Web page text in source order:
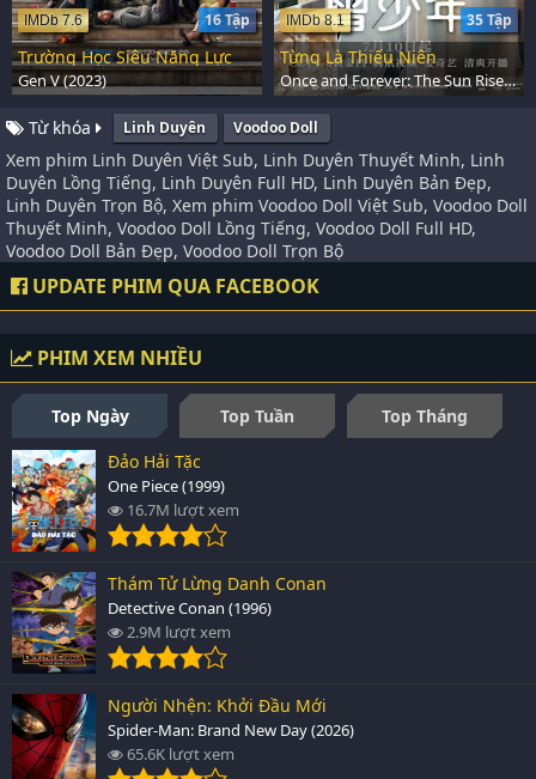
16 Tập
IMDb 7.6
Trường Học Siêu Năng Lực
Gen V (2023)
35 Tập
IMDb 8.1
Từng Là Thiếu Niên
Once and Forever: The Sun Rises (2023)
Từ khóa Linh Duyên Voodoo Doll
Xem phim Linh Duyên Việt Sub, Linh Duyên Thuyết Minh, Linh
Duyên Lồng Tiếng, Linh Duyên Full HD, Linh Duyên Bản Đẹp,
Linh Duyên Trọn Bộ, Xem phim Voodoo Doll Việt Sub, Voodoo Doll
Thuyết Minh, Voodoo Doll Lồng Tiếng, Voodoo Doll Full HD,
Voodoo Doll Bản Đẹp, Voodoo Doll Trọn Bộ
UPDATE PHIM QUA FACEBOOK
PHIM XEM NHIỀU
Top Ngày Top Tuần
Top Tháng
Đảo Hải Tặc
One Piece (1999)
16.7M lượt xem
Thám Tử Lừng Danh Conan
Detective Conan (1996)
2.9M lượt xem
Người Nhện: Khởi Đầu Mới
Spider-Man: Brand New Day (2026)
65.6K lượt xem